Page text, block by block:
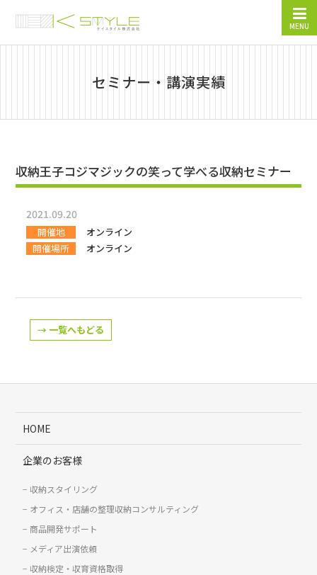
MENU
セミナー・講演実績
収納王子コジマジックの笑って学べる収納セミナー
2021.09.20
開催地
オンライン
開催場所
オンライン
→ 一覧へもどる
HOME
企業のお客様
収納スタイリング
オフィス・店舗の整理収納コンサルティング
商品開発サポート
メディア出演依頼
収納検定・収育資格取得